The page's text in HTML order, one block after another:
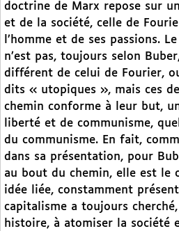
doctrine de Marx repose sur
et de la société, celle de
l’homme et de ses passions.
n’est pas, toujours selon
différent de celui de Fourier,
dits « utopiques », mais ces
chemin conforme à leur but,
liberté et de communisme,
du communisme. En fait,
dans sa présentation, pour
au bout du chemin, elle est le
idée liée, constamment
capitalisme a toujours
histoire, à atomiser la société